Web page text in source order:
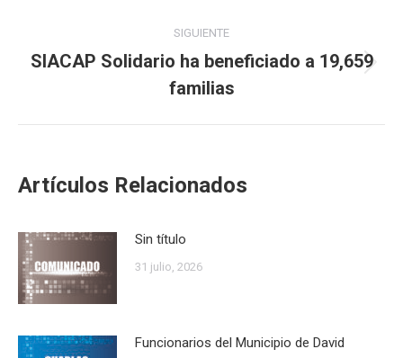
SIGUIENTE
siguiente:
SIACAP Solidario ha beneficiado a 19,659
familias
Artículos Relacionados
Sin título
31 julio, 2026
Funcionarios del Municipio de David